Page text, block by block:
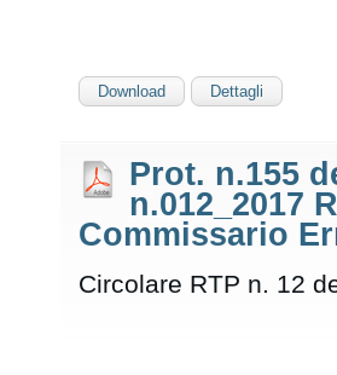
Download Dettagli
Prot. n.155
n.012_2017
Commissario
Circolare RTP n. 12